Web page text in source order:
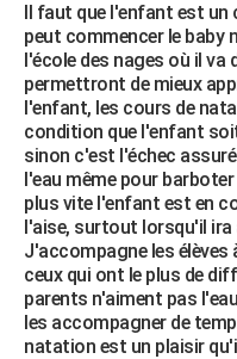
Il faut que l'enfant est un
peut commencer le baby
l'école des nages où il va
permettront de mieux
l'enfant, les cours de
condition que l'enfant
sinon c'est l'échec
l'eau même pour
plus vite l'enfant est en
l'aise, surtout lorsqu'il ira
J'accompagne les élèves
ceux qui ont le plus de
parents n'aiment pas
les accompagner de
natation est un plaisir